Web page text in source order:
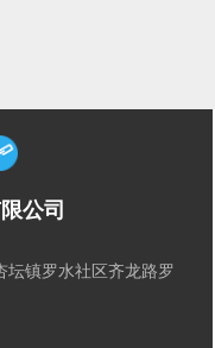
公司
坛镇罗水社区齐龙路罗